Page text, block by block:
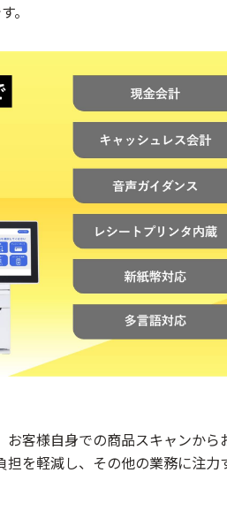
。
客様自身での商品スキャンから
を軽減し、その他の業務に注力